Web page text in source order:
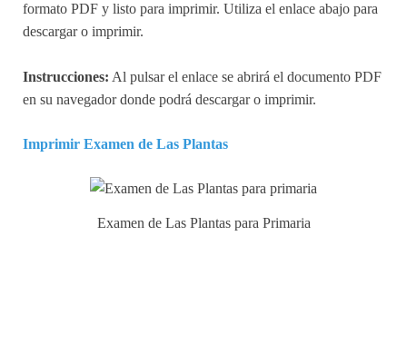
formato PDF y listo para imprimir. Utiliza el enlace abajo para
descargar o imprimir.
Instrucciones: Al pulsar el enlace se abrirá el documento PDF
en su navegador donde podrá descargar o imprimir.
Imprimir Examen de Las Plantas
Examen de Las Plantas para Primaria